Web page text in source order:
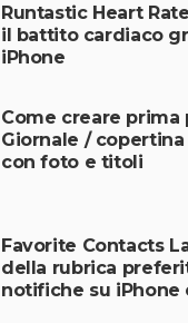
Runtastic Heart
il battito cardiaco
iPhone
Come creare prima
Giornale /
con foto e titoli
Favorite Contacts
della rubrica
notifiche su iPhone